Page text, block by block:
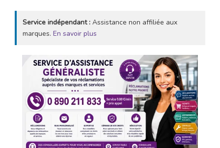
Service indépendant : Assistance non affiliée aux
marques. En savoir plus